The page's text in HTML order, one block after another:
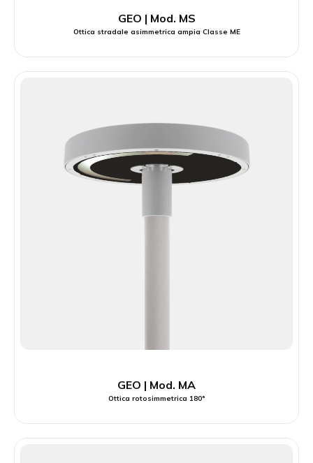
GEO | Mod. MS
Ottica stradale asimmetrica ampia Classe ME
GEO | Mod. MA
Ottica rotosimmetrica 180°